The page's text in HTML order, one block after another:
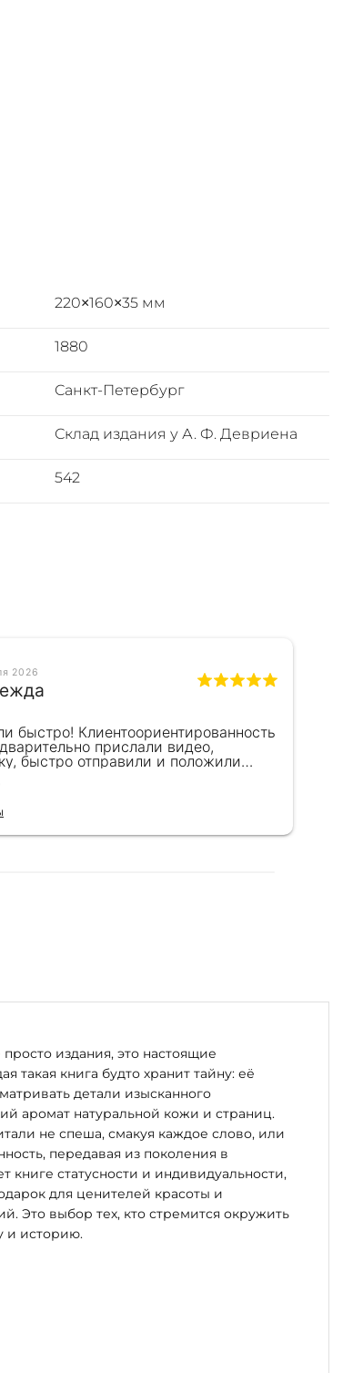
220×160×35 мм
1880
Санкт-Петербург
Склад издания у А. Ф. Девриена
542
2026
быстро! Клиентоориентированность
прислали видео,
быстро отправили и положили
издания, это настоящие
такая книга будто хранит тайну: её
детали изысканного
аромат натуральной кожи и страниц.
не спеша, смакуя каждое слово, или
передавая из поколения в
книге статусности и индивидуальности,
для ценителей красоты и
Это выбор тех, кто стремится окружить
и историю.